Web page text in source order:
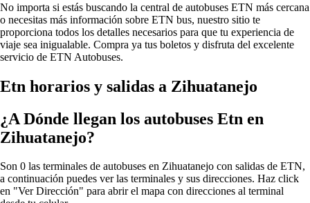
No importa si estás buscando la central de autobuses ETN más cercana
o necesitas más información sobre ETN bus, nuestro sitio te
proporciona todos los detalles necesarios para que tu experiencia de
viaje sea inigualable. Compra ya tus boletos y disfruta del excelente
servicio de ETN Autobuses.
Etn horarios y salidas a Zihuatanejo
¿A Dónde llegan los autobuses Etn en
Zihuatanejo?
Son 0 las terminales de autobuses en Zihuatanejo con salidas de ETN,
a continuación puedes ver las terminales y sus direcciones. Haz click
en "Ver Dirección" para abrir el mapa con direcciones al terminal